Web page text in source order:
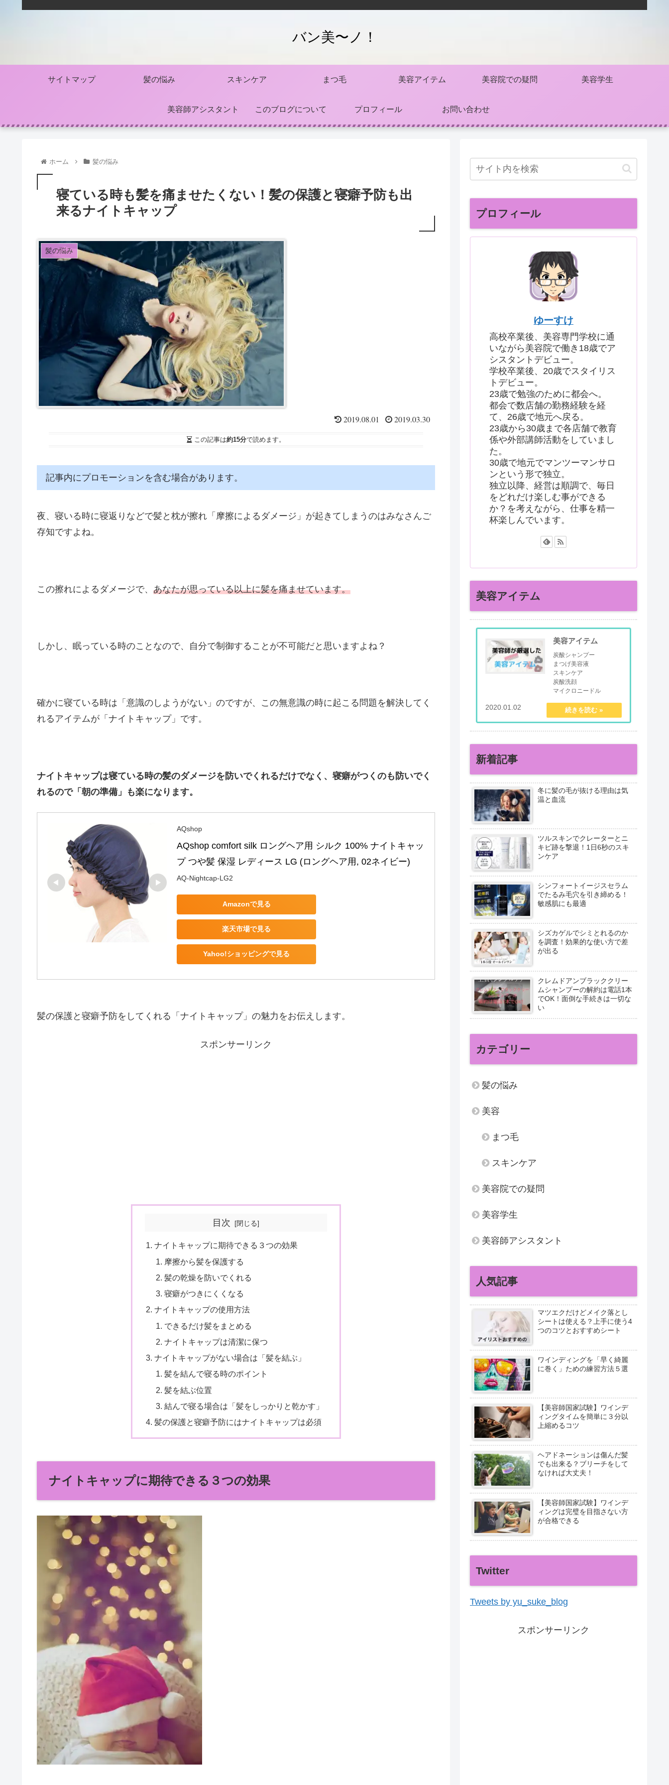
バン美〜ノ！
サイトマップ 髪の悩み スキンケア まつ毛 美容アイテム 美容院での疑問 美容学生
美容師アシスタント このブログについて プロフィール お問い合わせ
ホーム 髪の悩み
寝ている時も髪を痛ませたくない！髪の保護と寝癖予防も出
来るナイトキャップ
髪の悩み
2019.08.01 2019.03.30
この記事は約15分で読めます。
記事内にプロモーションを含む場合があります。
夜、寝いる時に寝返りなどで髪と枕が擦れ「摩擦によるダメージ」が起きてしまうのはみなさんご
存知ですよね。
この擦れによるダメージで、 あなたが思っている以上に髪を痛ませています。
しかし、眠っている時のことなので、自分で制御することが不可能だと思いますよね？
確かに寝ている時は「意識のしようがない」のですが、この無意識の時に起こる問題を解決してく
れるアイテムが「ナイトキャップ」です。
ナイトキャップは寝ている時の髪のダメージを防いでくれるだけでなく、寝癖がつくのも防いでく
れるので「朝の準備」も楽になります。
AQshop
AQshop comfort silk ロングヘア用 シルク 100% ナイトキャッ
プ つや髪 保湿 レディース LG (ロングヘア用, 02ネイビー)
AQ-Nightcap-LG2
Amazonで見る
楽天市場で見る
Yahoo!ショッピングで見る
髪の保護と寝癖予防をしてくれる「ナイトキャップ」の魅力をお伝えします。
スポンサーリンク
目次
ナイトキャップに期待できる３つの効果
摩擦から髪を保護する
髪の乾燥を防いでくれる
寝癖がつきにくくなる
ナイトキャップの使用方法
できるだけ髪をまとめる
ナイトキャップは清潔に保つ
ナイトキャップがない場合は「髪を結ぶ」
髪を結んで寝る時のポイント
髪を結ぶ位置
結んで寝る場合は「髪をしっかりと乾かす」
髪の保護と寝癖予防にはナイトキャップは必須
ナイトキャップに期待できる３つの効果
プロフィール
ゆーすけ
高校卒業後、美容専門学校に通
いながら美容院で働き18歳でア
シスタントデビュー。
学校卒業後、20歳でスタイリス
トデビュー。
23歳で勉強のために都会へ。
都会で数店舗の勤務経験を経
て、26歳で地元へ戻る。
23歳から30歳まで各店舗で教育
係や外部講師活動をしていまし
た。
30歳で地元でマンツーマンサロ
ンという形で独立。
独立以降、経営は順調で、毎日
をどれだけ楽しむ事ができる
か？を考えながら、仕事を精一
杯楽しんでいます。
美容アイテム
美容アイテム
炭酸シャンプー
まつげ美容液
スキンケア
炭酸洗顔
マイクロニードル
mentalmindful.com
2020.01.02
新着記事
冬に髪の毛が抜ける理由は気
温と血流
ツルスキンでクレーターとニ
キビ跡を撃退！1日6秒のスキ
ンケア
シンフォートイージスセラム
でたるみ毛穴を引き締める！
敏感肌にも最適
シズカゲルでシミとれるのか
を調査！効果的な使い方で差
が出る
クレムドアンブラッククリー
ムシャンプーの解約は電話1本
でOK！面倒な手続きは一切な
い
カテゴリー
髪の悩み
美容
まつ毛
スキンケア
美容院での疑問
美容学生
美容師アシスタント
人気記事
マツエクだけどメイク落とし
シートは使える？上手に使う4
つのコツとおすすめシート
ワインディングを「早く綺麗
に巻く」ための練習方法５選
【美容師国家試験】ワインデ
ィングタイムを簡単に３分以
上縮めるコツ
ヘアドネーションは傷んだ髪
でも出来る？ブリーチをして
なければ大丈夫！
【美容師国家試験】ワインデ
ィングは完璧を目指さない方
が合格できる
Twitter
Tweets by yu_suke_blog
スポンサーリンク